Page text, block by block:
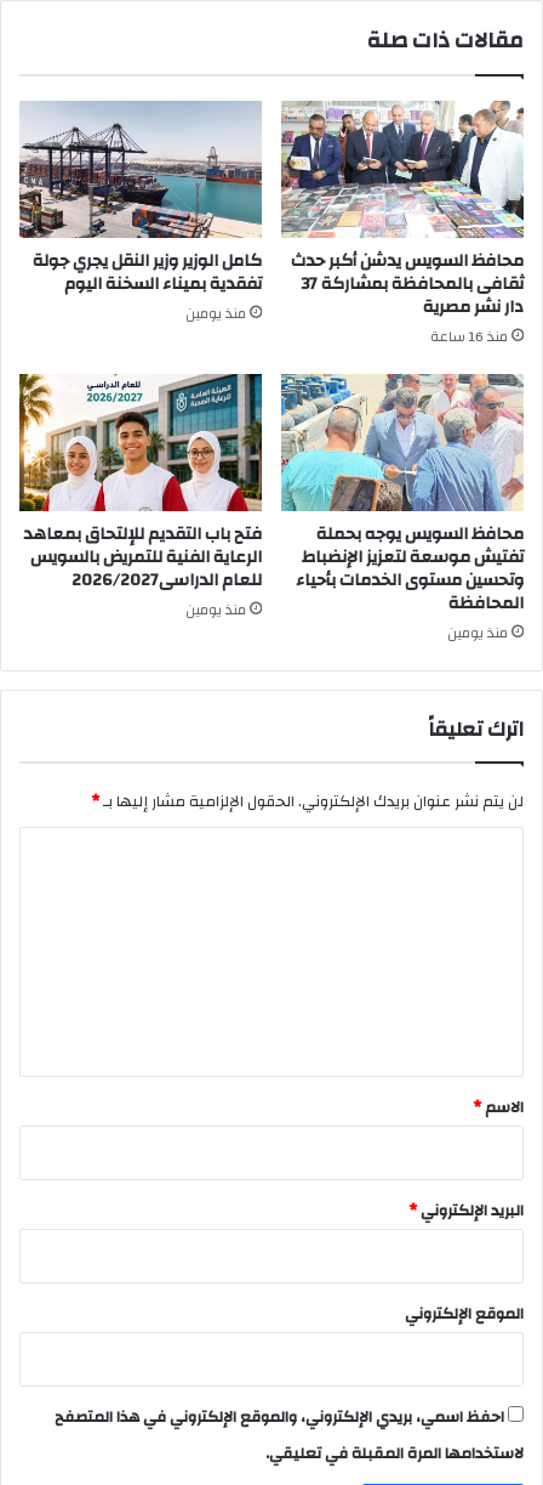
مقالات ذات صلة
محافظ السويس يدشن أكبر حدث
ثقافى بالمحافظة بمشاركة 37
دار نشر مصرية
منذ 16 ساعة
كامل الوزير وزير النقل يجري جولة
تفقدية بميناء السخنة اليوم
منذ يومين
محافظ السويس يوجه بحملة
تفتيش موسعة لتعزيز الإنضباط
وتحسين مستوى الخدمات بأحياء
المحافظة
منذ يومين
فتح باب التقديم للإلتحاق بمعاهد
الرعاية الفنية للتمريض بالسويس
للعام الدراسى2026/2027
منذ يومين
اترك تعليقاً
لن يتم نشر عنوان بريدك الإلكتروني.الحقول الإلزامية مشار إليها بـ*
*
الاسم*
البريد الإلكتروني*
الموقع الإلكتروني
احفظ اسمي، بريدي الإلكتروني، والموقع الإلكتروني في هذا المتصفح
لاستخدامها المرة المقبلة في تعليقي.